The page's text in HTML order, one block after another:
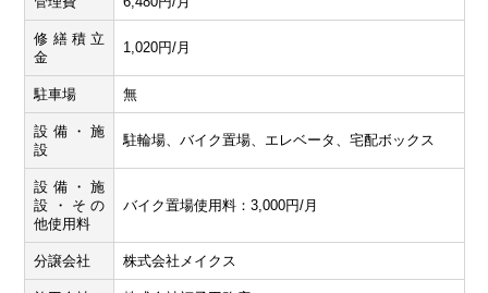
修繕積立
金
1,020円/月
駐車場 無
設備・施
設
駐輪場、バイク置場、エレベータ、宅配ボックス
設備・施
設・その
他使用料
バイク置場使用料：3,000円/月
分譲会社 株式会社メイクス